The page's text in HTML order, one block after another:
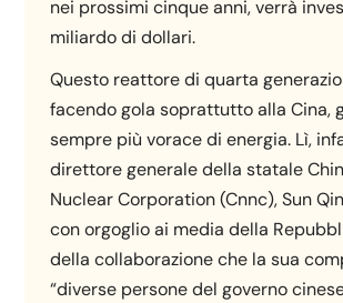
nei prossimi cinque anni, verrà
miliardo di dollari.
Questo reattore di quarta
facendo gola soprattutto alla Cina,
sempre più vorace di energia. Lì,
direttore generale della statale
Nuclear Corporation (Cnnc), Sun
con orgoglio ai media della
della collaborazione che la sua
“diverse persone del governo